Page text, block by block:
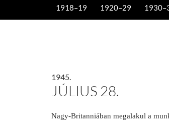
1918–19 1920–29
1945.
JÚLIUS 28.
Nagy-Britanniában megalakul a